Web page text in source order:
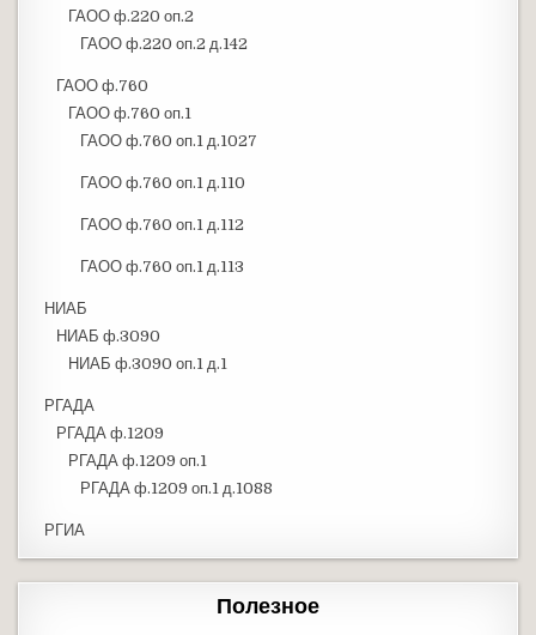
ГАОО ф.220 оп.2
ГАОО ф.220 оп.2 д.142
ГАОО ф.760
ГАОО ф.760 оп.1
ГАОО ф.760 оп.1 д.1027
ГАОО ф.760 оп.1 д.110
ГАОО ф.760 оп.1 д.112
ГАОО ф.760 оп.1 д.113
НИАБ
НИАБ ф.3090
НИАБ ф.3090 оп.1 д.1
РГАДА
РГАДА ф.1209
РГАДА ф.1209 оп.1
РГАДА ф.1209 оп.1 д.1088
РГИА
Полезное